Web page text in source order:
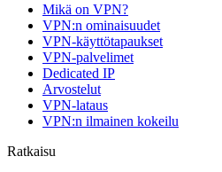
Mikä on VPN?
VPN:n ominaisuudet
VPN-käyttötapaukset
VPN-palvelimet
Dedicated IP
Arvostelut
VPN-lataus
VPN:n ilmainen kokeilu
Ratkaisu